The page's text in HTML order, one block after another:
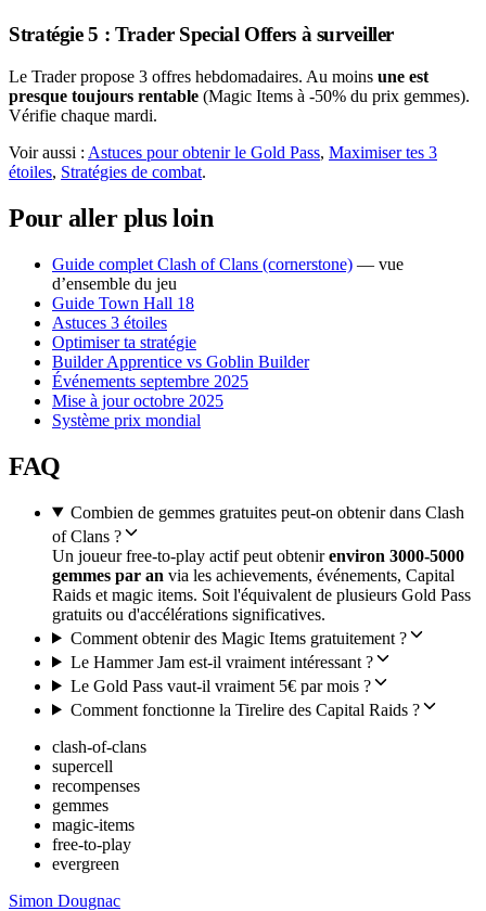
Stratégie 5 : Trader Special Offers à surveiller
Le Trader propose 3 offres hebdomadaires. Au moins une est
presque toujours rentable (Magic Items à -50% du prix gemmes).
Vérifie chaque mardi.
Voir aussi : Astuces pour obtenir le Gold Pass, Maximiser tes 3
étoiles, Stratégies de combat.
Pour aller plus loin
Guide complet Clash of Clans (cornerstone) — vue
d’ensemble du jeu
Guide Town Hall 18
Astuces 3 étoiles
Optimiser ta stratégie
Builder Apprentice vs Goblin Builder
Événements septembre 2025
Mise à jour octobre 2025
Système prix mondial
FAQ
Combien de gemmes gratuites peut-on obtenir dans Clash
of Clans ?
Un joueur free-to-play actif peut obtenirenviron 3000-5000
gemmes par an via les achievements, événements, Capital
Raids et magic items. Soit l'équivalent de plusieurs Gold Pass
gratuits ou d'accélérations significatives.
Comment obtenir des Magic Items gratuitement ?
Le Hammer Jam est-il vraiment intéressant ?
Le Gold Pass vaut-il vraiment 5€ par mois ?
Comment fonctionne la Tirelire des Capital Raids ?
clash-of-clans
supercell
recompenses
gemmes
magic-items
free-to-play
evergreen
Simon Dougnac